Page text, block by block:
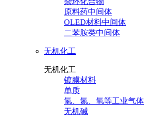
原料药中间体
OLED材料中间体
二苯胺类中间体
无机化工
无机化工
镀膜材料
单质
氢、氮、氧等工业气体
无机碱